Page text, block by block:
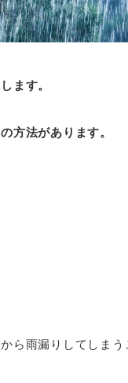
ます。
方法があります。
ら雨漏りしてしまう